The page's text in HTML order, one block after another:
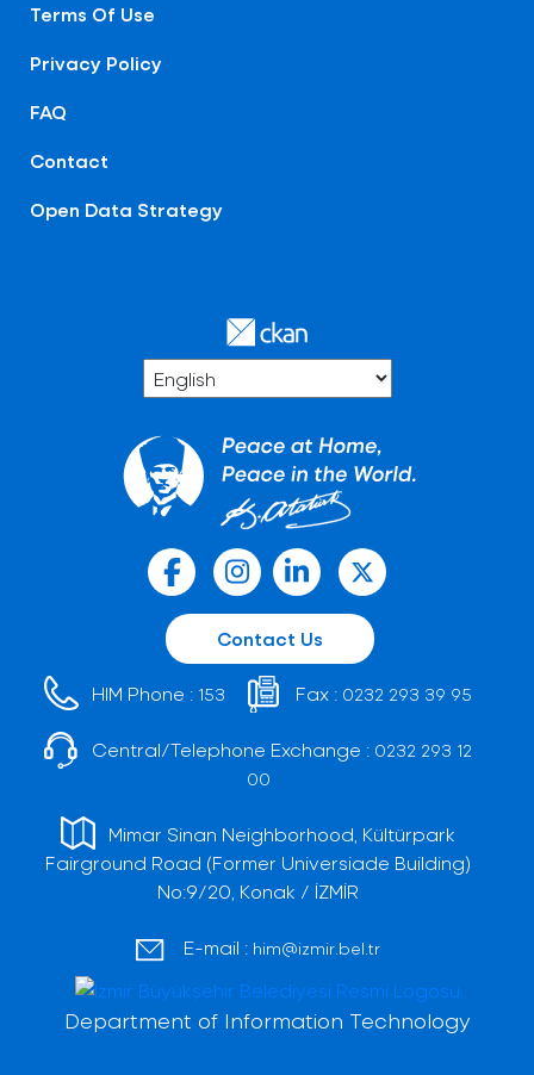
Terms Of Use
Privacy Policy
FAQ
Contact
Open Data Strategy
Contact Us
HIM Phone : 153 Fax : 0232 293 39 95
Central/Telephone Exchange : 0232 293 12
00
Mimar Sinan Neighborhood, Kültürpark
Fairground Road (Former Universiade Building)
No:9/20, Konak / İZMİR
E-mail : him@izmir.bel.tr
Department of Information Technology